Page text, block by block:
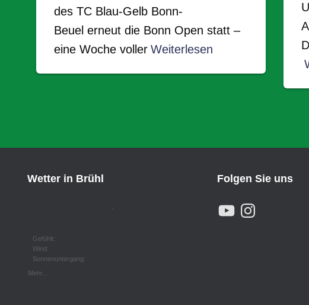
des TC Blau-Gelb Bonn-
Beuel erneut die Bonn Open statt –
eine Woche voller Weiterlesen
Wetter in Brühl
,
Gefühlt:
Wind:
Sonnenuntergang:
Mehr...
Folgen Sie uns
Y
O
N